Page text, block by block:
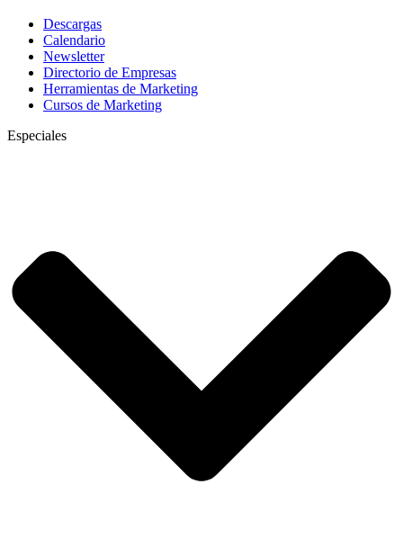
Descargas
Calendario
Newsletter
Directorio de Empresas
Herramientas de Marketing
Cursos de Marketing
Especiales